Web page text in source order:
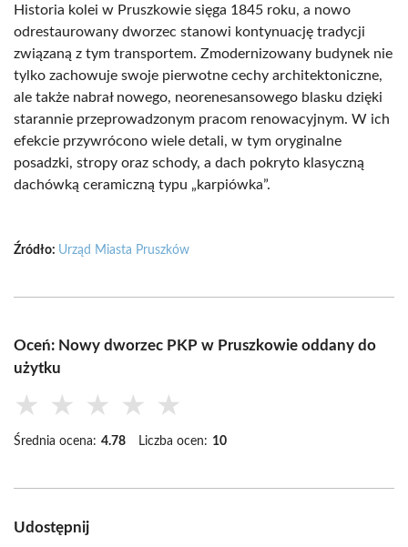
Historia kolei w Pruszkowie sięga 1845 roku, a nowo
odrestaurowany dworzec stanowi kontynuację tradycji
związaną z tym transportem. Zmodernizowany budynek nie
tylko zachowuje swoje pierwotne cechy architektoniczne,
ale także nabrał nowego, neorenesansowego blasku dzięki
starannie przeprowadzonym pracom renowacyjnym. W ich
efekcie przywrócono wiele detali, w tym oryginalne
posadzki, stropy oraz schody, a dach pokryto klasyczną
dachówką ceramiczną typu „karpiówka”.
Źródło: Urząd Miasta Pruszków
Oceń: Nowy dworzec PKP w Pruszkowie oddany do
użytku
★ ★ ★ ★ ★
Średnia ocena: 4.78 Liczba ocen: 10
Udostępnij